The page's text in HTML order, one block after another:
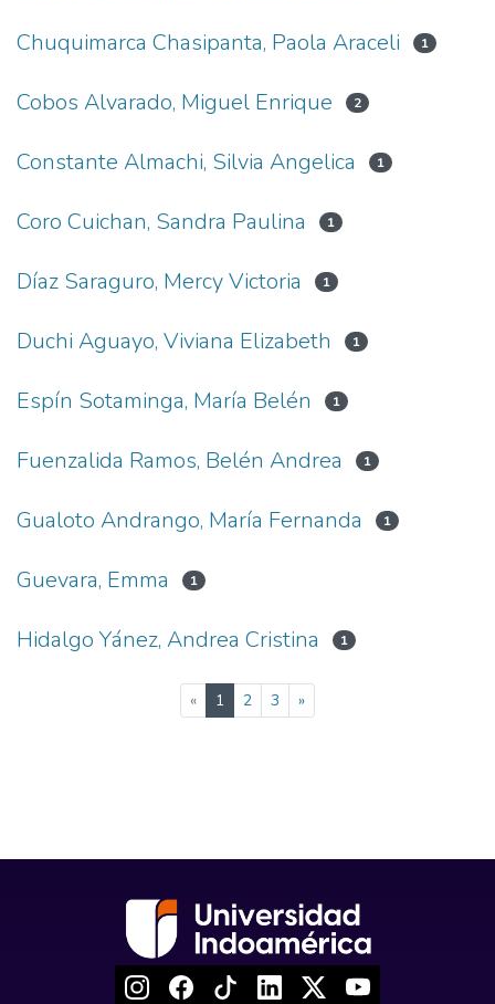
Chuquimarca Chasipanta, Paola Araceli 1
Cobos Alvarado, Miguel Enrique 2
Constante Almachi, Silvia Angelica 1
Coro Cuichan, Sandra Paulina 1
Díaz Saraguro, Mercy Victoria 1
Duchi Aguayo, Viviana Elizabeth 1
Espín Sotaminga, María Belén 1
Fuenzalida Ramos, Belén Andrea 1
Gualoto Andrango, María Fernanda 1
Guevara, Emma 1
Hidalgo Yánez, Andrea Cristina 1
« 1 (current)
2 3 »